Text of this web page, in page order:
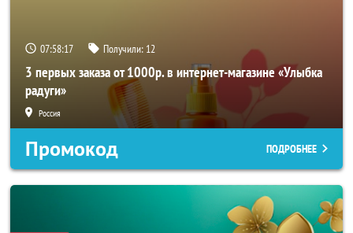
07:58:16 Получили: 12
3 первых заказа от 1000р. в интернет-магазине «Улыбка
радуги»
Россия
Промокод ПОДРОБНЕЕ